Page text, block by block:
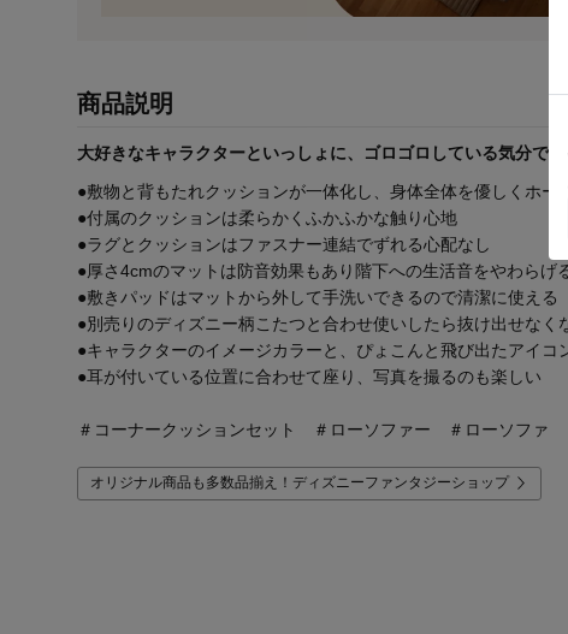
商品説明
大好きなキャラクターといっしょに、ゴロゴロしている気分で
●敷物と背もたれクッションが一体化し、身体全体を優しくホー
●付属のクッションは柔らかくふかふかな触り心地
●ラグとクッションはファスナー連結でずれる心配なし
●厚さ4cmのマットは防音効果もあり階下への生活音をやわらげ
●敷きパッドはマットから外して手洗いできるので清潔に使える
●別売りのディズニー柄こたつと合わせ使いしたら抜け出せなく
●キャラクターのイメージカラーと、ぴょこんと飛び出たアイコ
●耳が付いている位置に合わせて座り、写真を撮るのも楽しい
＃コーナークッションセット ＃ローソファー ＃ローソフ
オリジナル商品も多数品揃え！ディズニーファンタジーショップ